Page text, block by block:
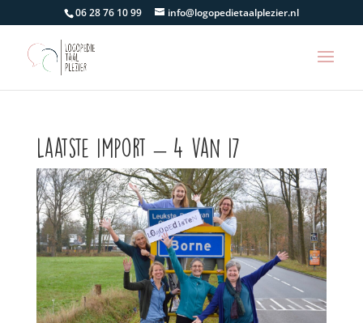
06 28 76 10 99 info@logopedietaalplezier.nl
Laatste import – 4 van 17